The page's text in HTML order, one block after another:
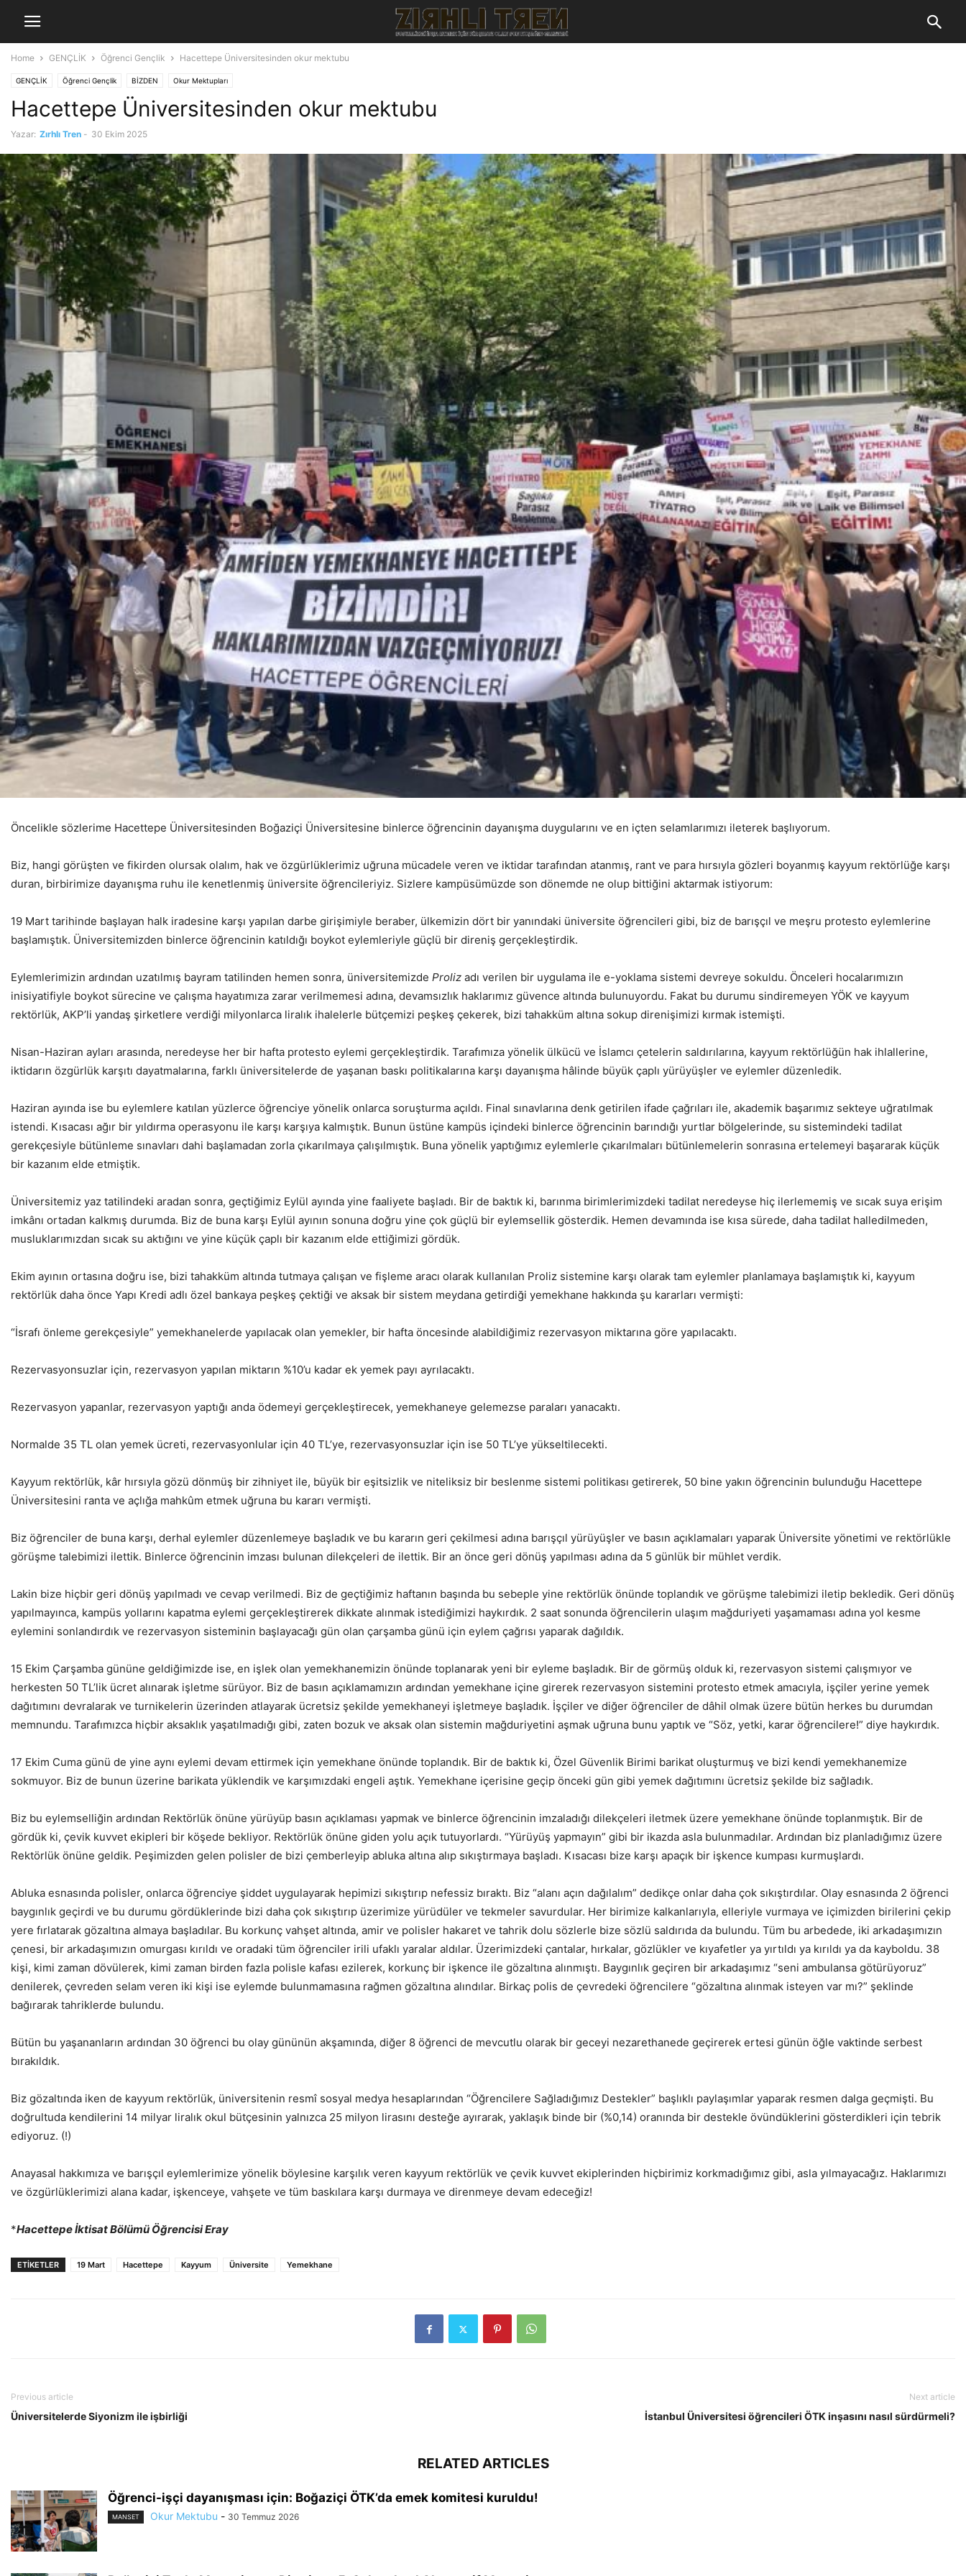
Home GENÇLİK Öğrenci Gençlik Hacettepe Üniversitesinden okur mektubu
GENÇLİK Öğrenci Gençlik BİZDEN Okur Mektupları
Hacettepe Üniversitesinden okur mektubu
Yazar: Zırhlı Tren - 30 Ekim 2025
Öncelikle sözlerime Hacettepe Üniversitesinden Boğaziçi Üniversitesine binlerce öğrencinin dayanışma duygularını ve en içten selamlarımızı ileterek başlıyorum.
Biz, hangi görüşten ve fikirden olursak olalım, hak ve özgürlüklerimiz uğruna mücadele veren ve iktidar tarafından atanmış, rant ve para hırsıyla gözleri boyanmış kayyum rektörlüğe karşı
duran, birbirimize dayanışma ruhu ile kenetlenmiş üniversite öğrencileriyiz. Sizlere kampüsümüzde son dönemde ne olup bittiğini aktarmak istiyorum:
19 Mart tarihinde başlayan halk iradesine karşı yapılan darbe girişimiyle beraber, ülkemizin dört bir yanındaki üniversite öğrencileri gibi, biz de barışçıl ve meşru protesto eylemlerine
başlamıştık. Üniversitemizden binlerce öğrencinin katıldığı boykot eylemleriyle güçlü bir direniş gerçekleştirdik.
Eylemlerimizin ardından uzatılmış bayram tatilinden hemen sonra, üniversitemizde Proliz adı verilen bir uygulama ile e-yoklama sistemi devreye sokuldu. Önceleri hocalarımızın
inisiyatifiyle boykot sürecine ve çalışma hayatımıza zarar verilmemesi adına, devamsızlık haklarımız güvence altında bulunuyordu. Fakat bu durumu sindiremeyen YÖK ve kayyum
rektörlük, AKP’li yandaş şirketlere verdiği milyonlarca liralık ihalelerle bütçemizi peşkeş çekerek, bizi tahakküm altına sokup direnişimizi kırmak istemişti.
Nisan-Haziran ayları arasında, neredeyse her bir hafta protesto eylemi gerçekleştirdik. Tarafımıza yönelik ülkücü ve İslamcı çetelerin saldırılarına, kayyum rektörlüğün hak ihlallerine,
iktidarın özgürlük karşıtı dayatmalarına, farklı üniversitelerde de yaşanan baskı politikalarına karşı dayanışma hâlinde büyük çaplı yürüyüşler ve eylemler düzenledik.
Haziran ayında ise bu eylemlere katılan yüzlerce öğrenciye yönelik onlarca soruşturma açıldı. Final sınavlarına denk getirilen ifade çağrıları ile, akademik başarımız sekteye uğratılmak
istendi. Kısacası ağır bir yıldırma operasyonu ile karşı karşıya kalmıştık. Bunun üstüne kampüs içindeki binlerce öğrencinin barındığı yurtlar bölgelerinde, su sistemindeki tadilat
gerekçesiyle bütünleme sınavları dahi başlamadan zorla çıkarılmaya çalışılmıştık. Buna yönelik yaptığımız eylemlerle çıkarılmaları bütünlemelerin sonrasına ertelemeyi başararak küçük
bir kazanım elde etmiştik.
Üniversitemiz yaz tatilindeki aradan sonra, geçtiğimiz Eylül ayında yine faaliyete başladı. Bir de baktık ki, barınma birimlerimizdeki tadilat neredeyse hiç ilerlememiş ve sıcak suya erişim
imkânı ortadan kalkmış durumda. Biz de buna karşı Eylül ayının sonuna doğru yine çok güçlü bir eylemsellik gösterdik. Hemen devamında ise kısa sürede, daha tadilat halledilmeden,
musluklarımızdan sıcak su aktığını ve yine küçük çaplı bir kazanım elde ettiğimizi gördük.
Ekim ayının ortasına doğru ise, bizi tahakküm altında tutmaya çalışan ve fişleme aracı olarak kullanılan Proliz sistemine karşı olarak tam eylemler planlamaya başlamıştık ki, kayyum
rektörlük daha önce Yapı Kredi adlı özel bankaya peşkeş çektiği ve aksak bir sistem meydana getirdiği yemekhane hakkında şu kararları vermişti:
“İsrafı önleme gerekçesiyle” yemekhanelerde yapılacak olan yemekler, bir hafta öncesinde alabildiğimiz rezervasyon miktarına göre yapılacaktı.
Rezervasyonsuzlar için, rezervasyon yapılan miktarın %10’u kadar ek yemek payı ayrılacaktı.
Rezervasyon yapanlar, rezervasyon yaptığı anda ödemeyi gerçekleştirecek, yemekhaneye gelemezse paraları yanacaktı.
Normalde 35 TL olan yemek ücreti, rezervasyonlular için 40 TL’ye, rezervasyonsuzlar için ise 50 TL’ye yükseltilecekti.
Kayyum rektörlük, kâr hırsıyla gözü dönmüş bir zihniyet ile, büyük bir eşitsizlik ve niteliksiz bir beslenme sistemi politikası getirerek, 50 bine yakın öğrencinin bulunduğu Hacettepe
Üniversitesini ranta ve açlığa mahkûm etmek uğruna bu kararı vermişti.
Biz öğrenciler de buna karşı, derhal eylemler düzenlemeye başladık ve bu kararın geri çekilmesi adına barışçıl yürüyüşler ve basın açıklamaları yaparak Üniversite yönetimi ve rektörlükle
görüşme talebimizi ilettik. Binlerce öğrencinin imzası bulunan dilekçeleri de ilettik. Bir an önce geri dönüş yapılması adına da 5 günlük bir mühlet verdik.
Lakin bize hiçbir geri dönüş yapılmadı ve cevap verilmedi. Biz de geçtiğimiz haftanın başında bu sebeple yine rektörlük önünde toplandık ve görüşme talebimizi iletip bekledik. Geri dönüş
yapılmayınca, kampüs yollarını kapatma eylemi gerçekleştirerek dikkate alınmak istediğimizi haykırdık. 2 saat sonunda öğrencilerin ulaşım mağduriyeti yaşamaması adına yol kesme
eylemini sonlandırdık ve rezervasyon sisteminin başlayacağı gün olan çarşamba günü için eylem çağrısı yaparak dağıldık.
15 Ekim Çarşamba gününe geldiğimizde ise, en işlek olan yemekhanemizin önünde toplanarak yeni bir eyleme başladık. Bir de görmüş olduk ki, rezervasyon sistemi çalışmıyor ve
herkesten 50 TL’lik ücret alınarak işletme sürüyor. Biz de basın açıklamamızın ardından yemekhane içine girerek rezervasyon sistemini protesto etmek amacıyla, işçiler yerine yemek
dağıtımını devralarak ve turnikelerin üzerinden atlayarak ücretsiz şekilde yemekhaneyi işletmeye başladık. İşçiler ve diğer öğrenciler de dâhil olmak üzere bütün herkes bu durumdan
memnundu. Tarafımızca hiçbir aksaklık yaşatılmadığı gibi, zaten bozuk ve aksak olan sistemin mağduriyetini aşmak uğruna bunu yaptık ve “Söz, yetki, karar öğrencilere!” diye haykırdık.
17 Ekim Cuma günü de yine aynı eylemi devam ettirmek için yemekhane önünde toplandık. Bir de baktık ki, Özel Güvenlik Birimi barikat oluşturmuş ve bizi kendi yemekhanemize
sokmuyor. Biz de bunun üzerine barikata yüklendik ve karşımızdaki engeli aştık. Yemekhane içerisine geçip önceki gün gibi yemek dağıtımını ücretsiz şekilde biz sağladık.
Biz bu eylemselliğin ardından Rektörlük önüne yürüyüp basın açıklaması yapmak ve binlerce öğrencinin imzaladığı dilekçeleri iletmek üzere yemekhane önünde toplanmıştık. Bir de
gördük ki, çevik kuvvet ekipleri bir köşede bekliyor. Rektörlük önüne giden yolu açık tutuyorlardı. “Yürüyüş yapmayın” gibi bir ikazda asla bulunmadılar. Ardından biz planladığımız üzere
Rektörlük önüne geldik. Peşimizden gelen polisler de bizi çemberleyip abluka altına alıp sıkıştırmaya başladı. Kısacası bize karşı apaçık bir işkence kumpası kurmuşlardı.
Abluka esnasında polisler, onlarca öğrenciye şiddet uygulayarak hepimizi sıkıştırıp nefessiz bıraktı. Biz “alanı açın dağılalım” dedikçe onlar daha çok sıkıştırdılar. Olay esnasında 2 öğrenci
baygınlık geçirdi ve bu durumu gördüklerinde bizi daha çok sıkıştırıp üzerimize yürüdüler ve tekmeler savurdular. Her birimize kalkanlarıyla, elleriyle vurmaya ve içimizden birilerini çekip
yere fırlatarak gözaltına almaya başladılar. Bu korkunç vahşet altında, amir ve polisler hakaret ve tahrik dolu sözlerle bize sözlü saldırıda da bulundu. Tüm bu arbedede, iki arkadaşımızın
çenesi, bir arkadaşımızın omurgası kırıldı ve oradaki tüm öğrenciler irili ufaklı yaralar aldılar. Üzerimizdeki çantalar, hırkalar, gözlükler ve kıyafetler ya yırtıldı ya kırıldı ya da kayboldu. 38
kişi, kimi zaman dövülerek, kimi zaman birden fazla polisle kafası ezilerek, korkunç bir işkence ile gözaltına alınmıştı. Baygınlık geçiren bir arkadaşımız “seni ambulansa götürüyoruz”
denilerek, çevreden selam veren iki kişi ise eylemde bulunmamasına rağmen gözaltına alındılar. Birkaç polis de çevredeki öğrencilere “gözaltına alınmak isteyen var mı?” şeklinde
bağırarak tahriklerde bulundu.
Bütün bu yaşananların ardından 30 öğrenci bu olay gününün akşamında, diğer 8 öğrenci de mevcutlu olarak bir geceyi nezarethanede geçirerek ertesi günün öğle vaktinde serbest
bırakıldık.
Biz gözaltında iken de kayyum rektörlük, üniversitenin resmî sosyal medya hesaplarından “Öğrencilere Sağladığımız Destekler” başlıklı paylaşımlar yaparak resmen dalga geçmişti. Bu
doğrultuda kendilerini 14 milyar liralık okul bütçesinin yalnızca 25 milyon lirasını desteğe ayırarak, yaklaşık binde bir (%0,14) oranında bir destekle övündüklerini gösterdikleri için tebrik
ediyoruz. (!)
Anayasal hakkımıza ve barışçıl eylemlerimize yönelik böylesine karşılık veren kayyum rektörlük ve çevik kuvvet ekiplerinden hiçbirimiz korkmadığımız gibi, asla yılmayacağız. Haklarımızı
ve özgürlüklerimizi alana kadar, işkenceye, vahşete ve tüm baskılara karşı durmaya ve direnmeye devam edeceğiz!
*Hacettepe İktisat Bölümü Öğrencisi Eray
ETIKETLER 19 Mart Hacettepe Kayyum Üniversite Yemekhane
Previous article
Üniversitelerde Siyonizm ile işbirliği
Next article
İstanbul Üniversitesi öğrencileri ÖTK inşasını nasıl sürdürmeli?
RELATED ARTICLES
Öğrenci-işçi dayanışması için: Boğaziçi ÖTK’da emek komitesi kuruldu!
MANSET Okur Mektubu - 30 Temmuz 2026